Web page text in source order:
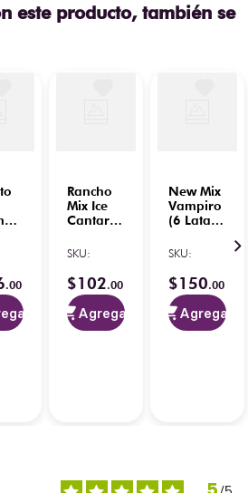
este producto, también se
.00
Rancho
Mix Ice
Cantarito
355 ml
SKU:
$102.00
Agregar
New Mix
Vampiro
(6 Latas)
SKU:
$150.00
Agregar